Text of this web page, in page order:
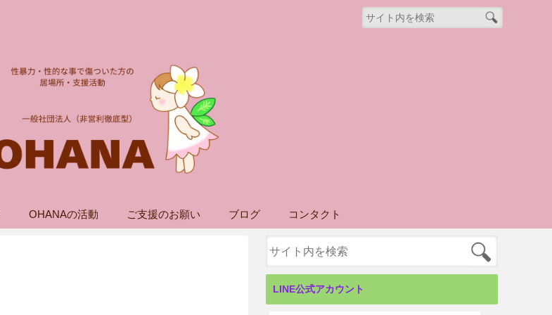
OHANAの活動 ご支援のお願い ブログ コンタクト
LINE公式アカウント